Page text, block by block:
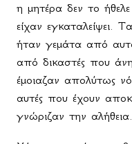
η μητέρα δεν το
είχαν εγκαταλείψει.
ήταν γεμάτα από
από δικαστές που
έμοιαζαν απολύτως
αυτές που έχουν
γνώριζαν την αλήθεια.